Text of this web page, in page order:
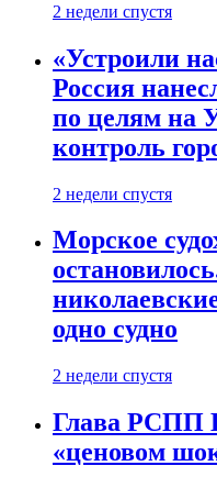
2 недели спустя
«Устроили
Россия
по целям на
контроль
2 недели спустя
Морское
одно судно
2 недели спустя
Глава РСПП
«ценовом